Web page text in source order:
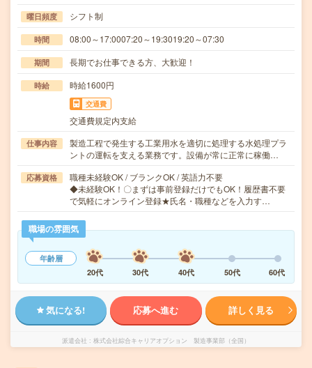
曜日頻度 シフト制
時間 08:00～17:0007:20～19:3019:20～07:30
期間 長期でお仕事できる方、大歓迎！
時給 時給1600円
交通費
交通費規定内支給
仕事内容
製造工程で発生する工業用水を適切に処理する水処理プラ
ントの運転を支える業務です。設備が常に正常に稼働…
応募資格
職種未経験OK / ブランクOK / 英語力不要
◆未経験OK！〇まずは事前登録だけでもOK！履歴書不要
で気軽にオンライン登録★氏名・職種などを入力す…
職場の雰囲気
年齢層
20代
30代 40代 50代 60代
気になる! 応募へ進む 詳しく見る
派遣会社 株式会社綜合キャリアオプション 製造事業部（全国）